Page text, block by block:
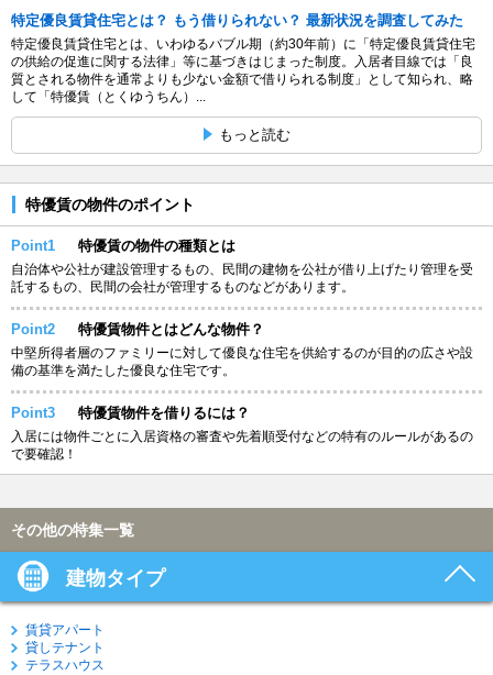
特定優良賃貸住宅とは？ もう借りられない？ 最新状況を調査してみた
特定優良賃貸住宅とは、いわゆるバブル期（約30年前）に「特定優良賃貸住宅
の供給の促進に関する法律」等に基づきはじまった制度。入居者目線では「良
質とされる物件を通常よりも少ない金額で借りられる制度」として知られ、略
して「特優賃（とくゆうちん）...
もっと読む
特優賃の物件のポイント
Point1 特優賃の物件の種類とは
自治体や公社が建設管理するもの、民間の建物を公社が借り上げたり管理を受
託するもの、民間の会社が管理するものなどがあります。
Point2 特優賃物件とはどんな物件？
中堅所得者層のファミリーに対して優良な住宅を供給するのが目的の広さや設
備の基準を満たした優良な住宅です。
Point3 特優賃物件を借りるには？
入居には物件ごとに入居資格の審査や先着順受付などの特有のルールがあるの
で要確認！
その他の特集一覧
建物タイプ
賃貸アパート
貸しテナント
テラスハウス